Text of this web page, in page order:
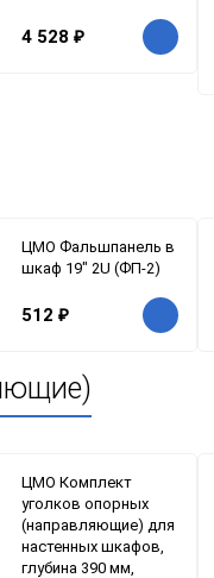
4 528 ₽
ЦМО Фальшпанель в
шкаф 19" 2U (ФП-2)
512 ₽
ЦМО Комплект
уголков опорных
(направляющие) для
настенных шкафов,
глубина 390 мм,